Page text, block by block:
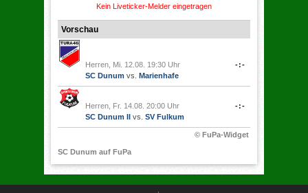
Kein Liveticker-Melder eingetragen
Vorschau
Herren, Mi. 12.08. 19:30 Uhr
SC Dunum vs. Marienhafe
-:-
Herren, Fr. 14.08. 20:00 Uhr
SC Dunum II vs. SV Fulkum
-:-
© FuPa-Widget
SC Dunum auf FuPa